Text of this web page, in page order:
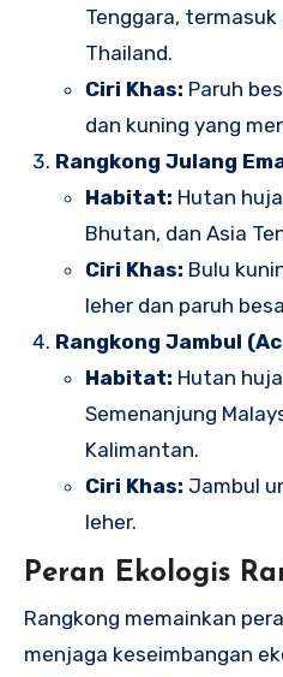
Tenggara, termasuk
Thailand.
Ciri Khas: Paruh
dan kuning yang
Rangkong Julang
Habitat: Hutan
Bhutan, dan Asia
Ciri Khas: Bulu
leher dan paruh
Rangkong Jambul
Habitat: Hutan
Semenanjung
Kalimantan.
Ciri Khas: Jambul
leher.
Peran Ekologis
Rangkong memainkan
menjaga keseimbangan